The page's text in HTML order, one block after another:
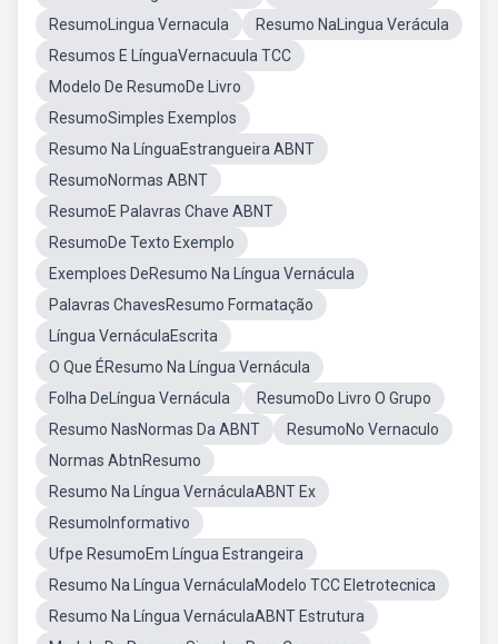
ResumoLingua Vernacula
Resumo NaLingua Verácula
Resumos E LínguaVernacuula TCC
Modelo De ResumoDe Livro
ResumoSimples Exemplos
Resumo Na LínguaEstrangueira ABNT
ResumoNormas ABNT
ResumoE Palavras Chave ABNT
ResumoDe Texto Exemplo
Exemploes DeResumo Na Língua Vernácula
Palavras ChavesResumo Formatação
Língua VernáculaEscrita
O Que ÉResumo Na Língua Vernácula
Folha DeLíngua Vernácula
ResumoDo Livro O Grupo
Resumo NasNormas Da ABNT
ResumoNo Vernaculo
Normas AbtnResumo
Resumo Na Língua VernáculaABNT Ex
ResumoInformativo
Ufpe ResumoEm Língua Estrangeira
Resumo Na Língua VernáculaModelo TCC Eletrotecnica
Resumo Na Língua VernáculaABNT Estrutura